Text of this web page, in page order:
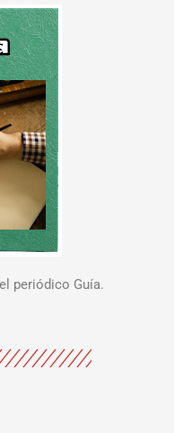
periódico Guía.